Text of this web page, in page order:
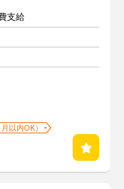
支給
以内OK）